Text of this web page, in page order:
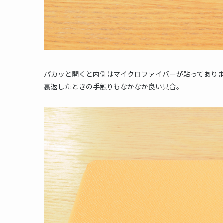
パカッと開くと内側はマイクロファイバーが貼ってあり
裏返したときの手触りもなかなか良い具合。